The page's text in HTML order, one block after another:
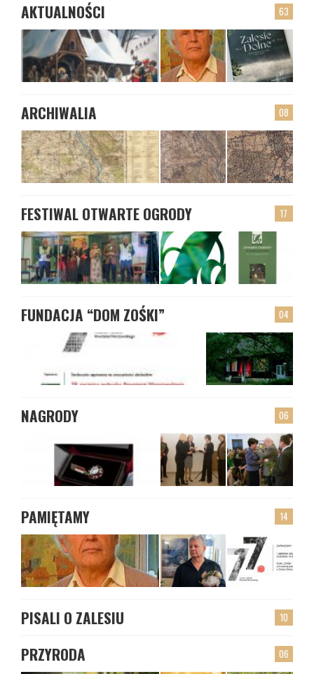
63
AKTUALNOŚCI
08
ARCHIWALIA
17
FESTIWAL OTWARTE OGRODY
04
FUNDACJA “DOM ZOŚKI”
06
NAGRODY
14
PAMIĘTAMY
10
PISALI O ZALESIU
06
PRZYRODA